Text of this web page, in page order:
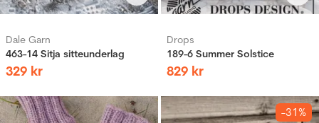
Dale Garn
463-14 Sitja sitteunderlag
329 kr
Drops
189-6 Summer Solstice
829 kr
-31%